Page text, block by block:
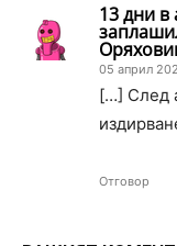
13 дни в
05 април
[…] След
Отговор